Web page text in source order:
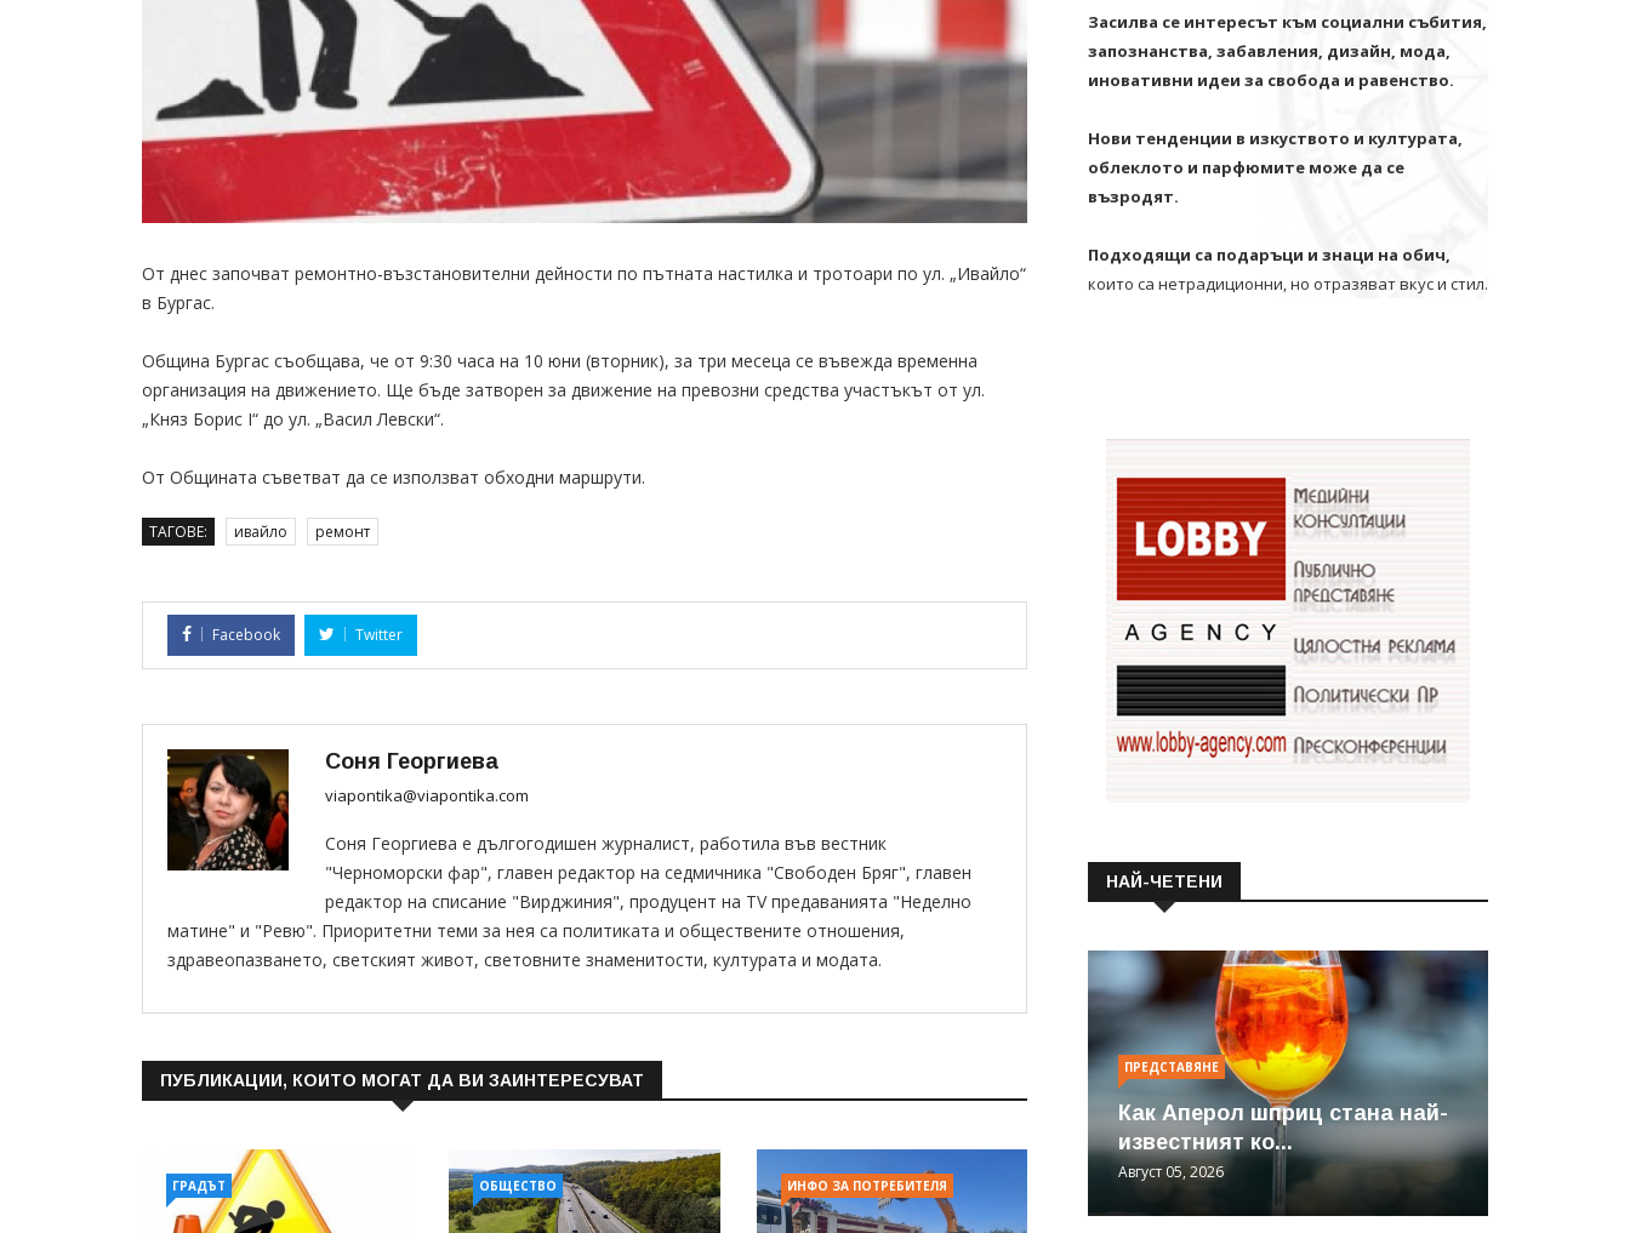
От днес започват ремонтно-възстановителни дейности по пътната настилка и тротоари по ул. „Ивайло“
в Бургас.
Община Бургас съобщава, че от 9:30 часа на 10 юни (вторник), за три месеца се въвежда временна
организация на движението. Ще бъде затворен за движение на превозни средства участъкът от ул.
„Княз Борис I“ до ул. „Васил Левски“.
От Общината съветват да се използват обходни маршрути.
ТАГОВЕ: ивайло ремонт
Facebook Twitter
Соня Георгиева
viapontika@viapontika.com
Соня Георгиева е дългогодишен журналист, работила във вестник
"Черноморски фар", главен редактор на седмичника "Свободен Бряг", главен
редактор на списание "Вирджиния", продуцент на TV предаванията "Неделно
матине" и "Ревю". Приоритетни теми за нея са политиката и обществените отношения,
здравеопазването, светският живот, световните знаменитости, културата и модата.
ПУБЛИКАЦИИ, КОИТО МОГАТ ДА ВИ ЗАИНТЕРЕСУВАТ
ГРАДЪТ ОБЩЕСТВО ИНФО ЗА ПОТРЕБИТЕЛЯ
Засилва се интересът към социални събития,
запознанства, забавления, дизайн, мода,
иновативни идеи за свобода и равенство.
Нови тенденции в изкуството и културата,
облеклото и парфюмите може да се
възродят.
Подходящи са подаръци и знаци на обич,
които са нетрадиционни, но отразяват вкус и стил.
НАЙ-ЧЕТЕНИ
ПРЕДСТАВЯНЕ
Как Аперол шприц стана най-
известният ко...
Август 05, 2026